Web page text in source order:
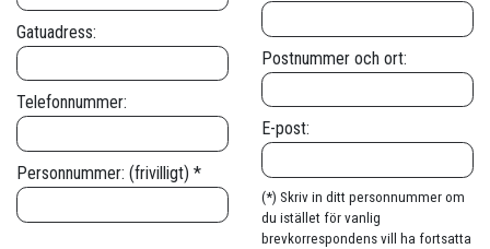
Gatuadress:
Telefonnummer:
Personnummer: (frivilligt) *
Postnummer och ort:
E-post:
(*) Skriv in ditt personnummer om
du istället för vanlig
brevkorrespondens vill ha fortsatta